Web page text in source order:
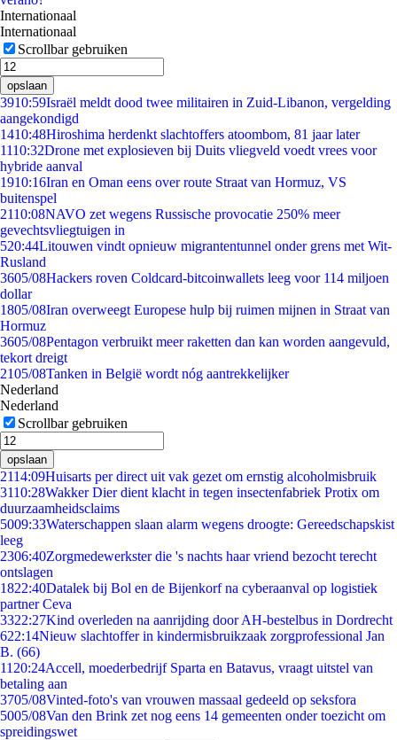
Internationaal
Internationaal
Scrollbar gebruiken
opslaan
3910:59Israël meldt dood twee militairen in Zuid-Libanon, vergelding
aangekondigd
1410:48Hiroshima herdenkt slachtoffers atoombom, 81 jaar later
1110:32Drone met explosieven bij Duits vliegveld voedt vrees voor
hybride aanval
1910:16Iran en Oman eens over route Straat van Hormuz, VS
buitenspel
2110:08NAVO zet wegens Russische provocatie 250% meer
gevechtsvliegtuigen in
520:44Litouwen vindt opnieuw migrantentunnel onder grens met Wit-
Rusland
3605/08Hackers roven Coldcard-bitcoinwallets leeg voor 114 miljoen
dollar
1805/08Iran overweegt Europese hulp bij ruimen mijnen in Straat van
Hormuz
3605/08Pentagon verbruikt meer raketten dan kan worden aangevuld,
tekort dreigt
2105/08Tanken in België wordt nóg aantrekkelijker
Nederland
Nederland
Scrollbar gebruiken
opslaan
2114:09Huisarts per direct uit vak gezet om ernstig alcoholmisbruik
3110:28Wakker Dier dient klacht in tegen insectenfabriek Protix om
duurzaamheidsclaims
5009:33Waterschappen slaan alarm wegens droogte: Gereedschapskist
leeg
2306:40Zorgmedewerkster die 's nachts haar vriend bezocht terecht
ontslagen
1822:40Datalek bij Bol en de Bijenkorf na cyberaanval op logistiek
partner Ceva
3322:27Kind overleden na aanrijding door AH-bestelbus in Dordrecht
622:14Nieuw slachtoffer in kindermisbruikzaak zorgprofessional Jan
B. (66)
11 20:24Accell, moederbedrijf Sparta en Batavus, vraagt uitstel van
betaling aan
3705/08Vinted-foto's van vrouwen massaal gedeeld op seksfora
5005/08Van den Brink zet nog eens 14 gemeenten onder toezicht om
spreidingswet